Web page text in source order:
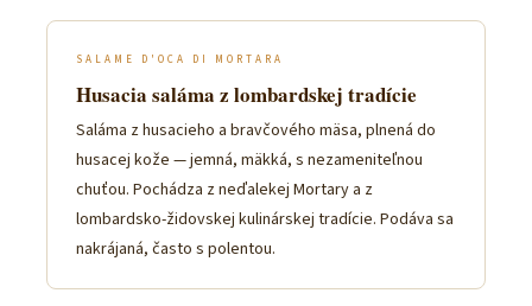
SALAME D'OCA DI MORTARA
Husacia saláma z lombardskej tradície
Saláma z husacieho a bravčového mäsa, plnená do
husacej kože — jemná, mäkká, s nezameniteľnou
chuťou. Pochádza z neďalekej Mortary a z
lombardsko-židovskej kulinárskej tradície. Podáva sa
nakrájaná, často s polentou.